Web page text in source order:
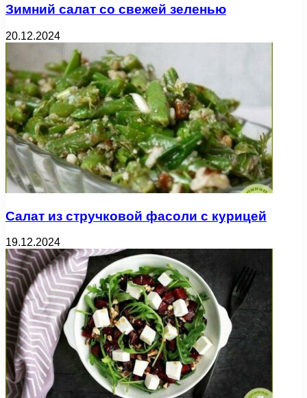
Зимний салат со свежей зеленью
20.12.2024
Салат из стручковой фасоли с курицей
19.12.2024